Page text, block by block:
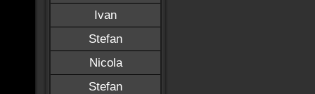
Ivan
Stefan
Nicola
Stefan